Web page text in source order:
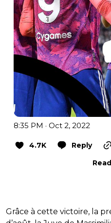
8:35 PM · Oct 2, 2022
4.7K Reply
Grâce à cette victoire, la